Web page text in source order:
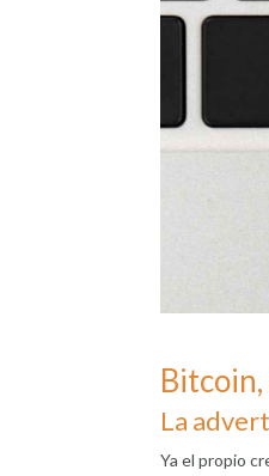
La
Ya el propio